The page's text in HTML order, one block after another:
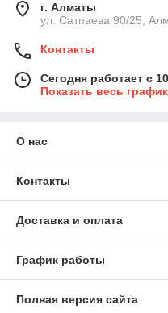
г. Алматы
ул. Сатпаева 90/25,
Контакты
Сегодня работает с
Показать весь
О нас
Контакты
Доставка и оплата
График работы
Полная версия сайта